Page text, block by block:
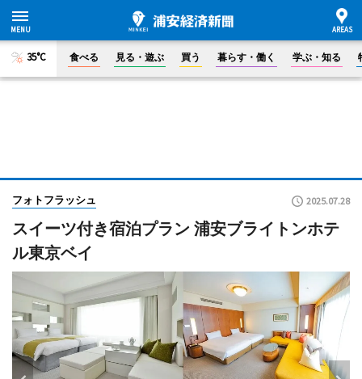
35°C 食べる 見る・遊ぶ 買う 暮らす・働く 学ぶ・知る
フォトフラッシュ 2025.07.28
スイーツ付き宿泊プラン 浦安ブライトンホテ
ル東京ベイ